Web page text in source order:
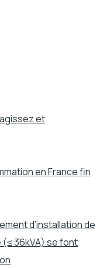
et
en France fin
d’installation de
36kVA) se font